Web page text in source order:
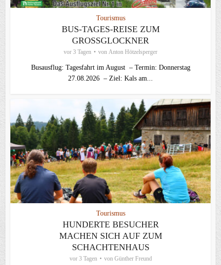
Tourismus
BUS-TAGES-REISE ZUM
GROSSGLOCKNER
vor 3 Tagen von Anton Hötzelsperger
Busausflug: Tagesfahrt im August – Termin: Donnerstag
27.08.2026 – Ziel: Kals am...
Tourismus
HUNDERTE BESUCHER
MACHEN SICH AUF ZUM
SCHACHTENHAUS
vor 3 Tagen von Günther Freund